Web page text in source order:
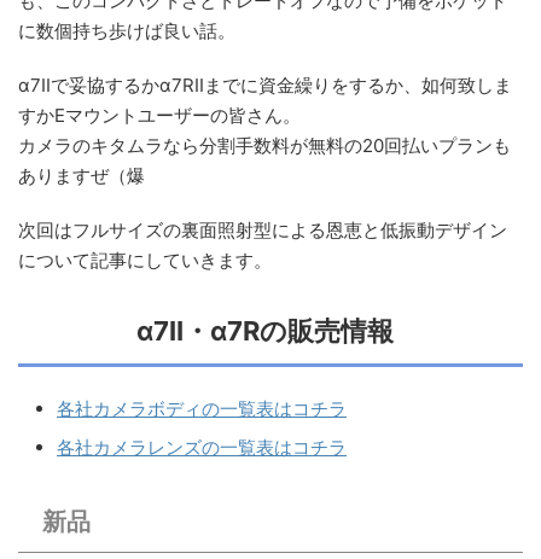
に数個持ち歩けば良い話。
α7IIで妥協するかα7RIIまでに資金繰りをするか、如何致しま
すかEマウントユーザーの皆さん。
カメラのキタムラなら分割手数料が無料の20回払いプランも
ありますぜ（爆
次回はフルサイズの裏面照射型による恩恵と低振動デザイン
について記事にしていきます。
α7II・α7Rの販売情報
各社カメラボディの一覧表はコチラ
各社カメラレンズの一覧表はコチラ
新品